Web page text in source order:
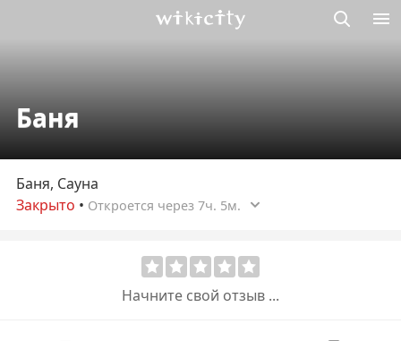
Баня
Баня, Сауна
Закрыто • Откроется через 7ч. 5м.
Начните свой отзыв ...